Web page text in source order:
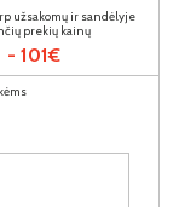
užsakomų ir sandėlyje
prekių kainų
- 101€